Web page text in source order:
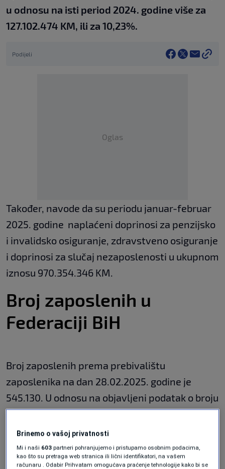
u odnosu na isti period 2024. godine više za
127.102.474 KM, ili za 10,23%.
Podijeli
Oglas
Također, navode da su periodu januar-februar
2025. godine naplaćeni doprinosi za penzijsko
i invalidsko osiguranje, zdravstveno osiguranje
i doprinosi za slučaj nezaposlenosti u ukupnom
iznosu 970.354.346 KM.
Broj zaposlenih u
Federaciji BiH
Broj zaposlenih prema prebivalištu
zaposlenika na dan 28.02.2025. godine je
545.130. U odnosu na objavljeni podatak o broju
zaposlenih na dan 29.02.2024. godine, kada je
broj zaposlenih iznosio 542.222, ovaj broj je
veći za 2.908, a u odnosu na prethodno
objavljeni podatak o broju zaposlenih na dan
Brinemo o vašoj privatnosti
Mi i naši 603 partneri pohranjujemo i pristupamo osobnim podacima,
kao što su pretraga web stranica ili lični identifikatori, na vašem
računaru . Odabir Prihvatam omogućava praćenje tehnologije kako bi se